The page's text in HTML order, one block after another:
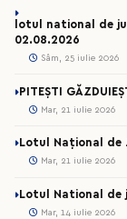
lotul national de
02.08.2026
Sâm, 25 iulie 2026
PITEȘTI
Mar, 21 iulie 2026
Lotul Național de
Mar, 21 iulie 2026
Lotul National de
Mar, 14 iulie 2026